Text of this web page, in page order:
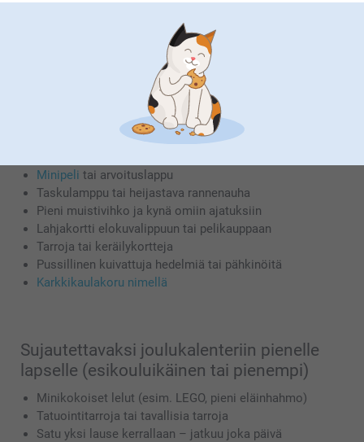
Itse tehtyyn joulukalenteriin isolle lapselle
(kouluikäinen tai teini)
Pieni purkki slimeä tai stressipallo
Vitsikirjanen tai irtovitsi jokaiselle päivälle
tai heijastin
Minipeli tai arvoituslappu
Taskulamppu tai heijastava rannenauha
Pieni muistivihko ja kynä omiin ajatuksiin
Lahjakortti elokuvalippuun tai pelikauppaan
Tarroja tai keräilykortteja
Pussillinen kuivattuja hedelmiä tai pähkinöitä
Karkkikaulakoru nimellä
Sujautettavaksi joulukalenteriin pienelle
lapselle (esikouluikäinen tai pienempi)
Minikokoiset lelut (esim. LEGO, pieni eläinhahmo)
Tatuointitarroja tai tavallisia tarroja
Satu yksi lause kerrallaan – jatkuu joka päivä